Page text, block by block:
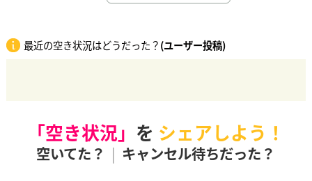
最近の空き状況はどうだった？(ユーザー投稿)
「空き状況」 を シェアしよう！
空いてた？ | キャンセル待ちだった？